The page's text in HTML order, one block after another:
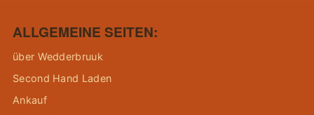
ALLGEMEINE SEITEN:
über Wedderbruuk
Second Hand Laden
Ankauf